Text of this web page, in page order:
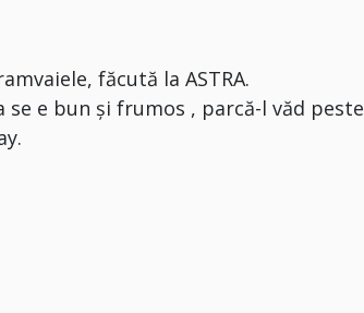
făcută la ASTRA.
e bun și frumos , parcă-l văd peste